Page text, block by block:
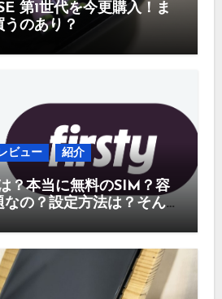
第1世代を今更購入！ま
のあり？
ビュー 紹介
？本当に無料のSIM？容
の？設定方法は？そん